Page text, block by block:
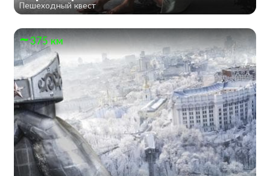
Пешеходный квест
375 км